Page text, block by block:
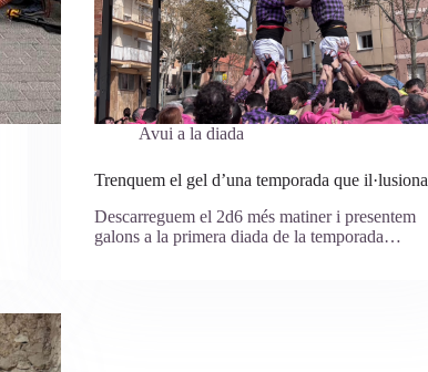
Avui a la diada
Trenquem el gel d’una temporada que il·lusiona
Descarreguem el 2d6 més matiner i presentem
galons a la primera diada de la temporada…